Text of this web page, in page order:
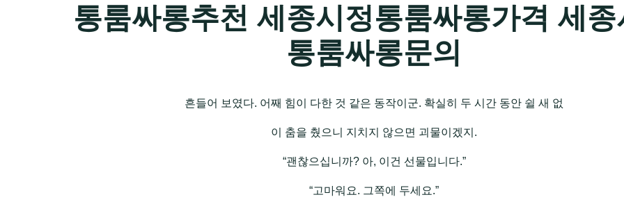
통룸싸롱추천 세종시정통룸싸롱가격 세종
통룸싸롱문의
흔들어 보였다. 어째 힘이 다한 것 같은 동작이군. 확실히 두 시간 동안 쉴 새 없
이 춤을 췄으니 지치지 않으면 괴물이겠지.
“괜찮으십니까? 아, 이건 선물입니다.”
“고마워요. 그쪽에 두세요.”